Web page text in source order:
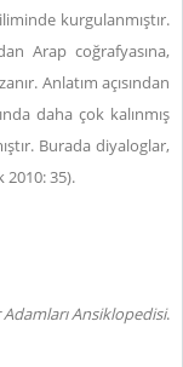
kurgulanmıştır.
Arap coğrafyasına,
Anlatım açısından
daha çok kalınmış
Burada diyaloglar,
2010: 35).
Ansiklopedisi.